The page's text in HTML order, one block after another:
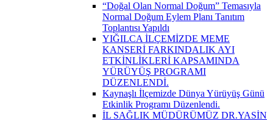
“Doğal Olan Normal Doğum” Temasıyla
Normal Doğum Eylem Planı Tanıtım
Toplantısı Yapıldı
YIĞILCA İLÇEMİZDE MEME
KANSERİ FARKINDALIK AYI
ETKİNLİKLERİ KAPSAMINDA
YÜRÜYÜŞ PROGRAMI
DÜZENLENDİ.
Kaynaşlı İlçemizde Dünya Yürüyüş Günü
Etkinlik Programı Düzenlendi.
İL SAĞLIK MÜDÜRÜMÜZ DR.YASİN